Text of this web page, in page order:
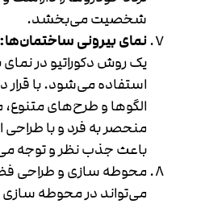
شخصیت می‌بخشد.
نمای بیرونی ساختمان‌ها:
یک روش دکوراتیو در
استفاده می‌شود. با
الگوها و طرح‌های متنوع،
منحصر به فرد و با طراحی
باعث جذب نظر و توجه
محوطه سازی و طراحی
می‌تواند در محوطه